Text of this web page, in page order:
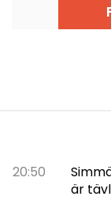
20:50
är